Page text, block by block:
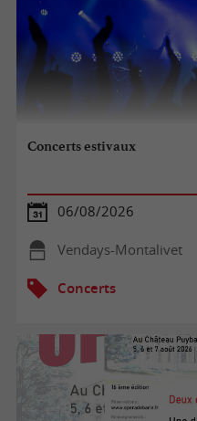
Concerts estivaux
06/08/2026
Vendays-Montalivet
Concerts